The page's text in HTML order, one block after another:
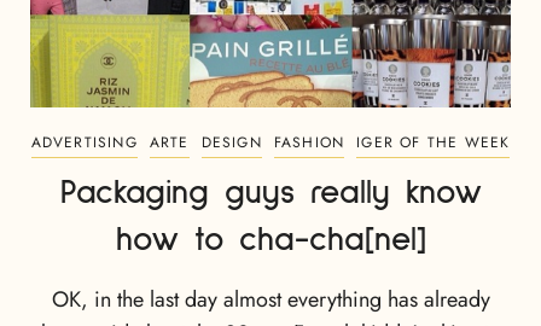
ADVERTISING ARTE DESIGN FASHION IGER OF THE WEEK
Packaging guys really know
how to cha-cha[nel]
OK, in the last day almost everything has already